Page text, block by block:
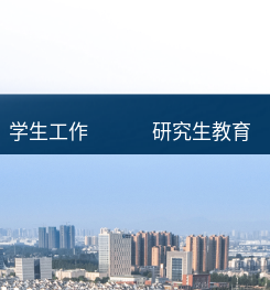
学生工作 研究生教育